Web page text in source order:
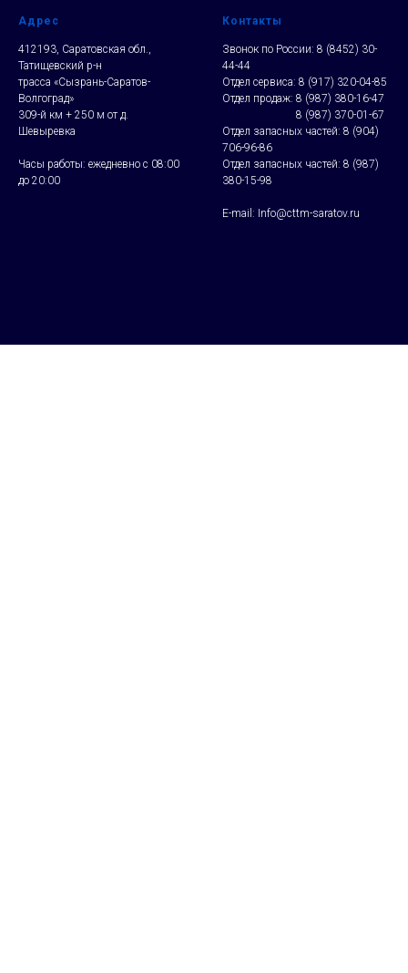
Адрес
412193, Саратовская обл.,
Татищевский р-н
трасса «Сызрань-Саратов-
Волгоград»
309-й км + 250 м от д.
Шевыревка
Часы работы: ежедневно с 08:00
до 20:00
Контакты
Звонок по России: 8 (8452) 30-
44-44
Отдел сервиса: 8 (917) 320-04-85
Отдел продаж: 8 (987) 380-16-47
8 (987) 370-01-67
Отдел запасных частей: 8 (904)
706-96-86
Отдел запасных частей: 8 (987)
380-15-98
E-mail: Info@cttm-saratov.ru